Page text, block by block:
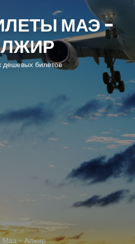
МАЭ -
дешевых билетов
Маэ - Алжир